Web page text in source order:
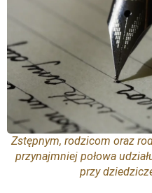
Zstępnym, rodzicom oraz
przynajmniej połowa
przy